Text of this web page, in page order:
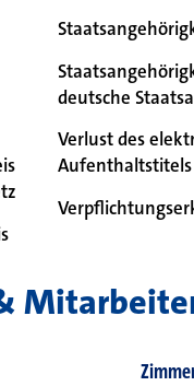
deutsche
Verlust des
Aufenthaltstitels